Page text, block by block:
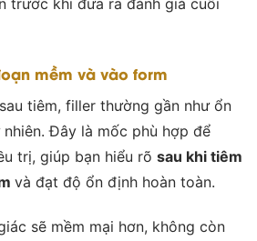
trước khi đưa ra đánh giá cuối
mềm và vào form
tiêm, filler thường gần như ổn
Đây là mốc phù hợp để
trị, giúp bạn hiểu rõ sau khi tiêm
và đạt độ ổn định hoàn toàn.
sẽ mềm mại hơn, không còn